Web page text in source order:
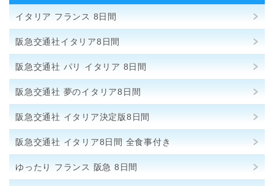
イタリア フランス 8日間
阪急交通社イタリア8日間
阪急交通社 パリ イタリア 8日間
阪急交通社 夢のイタリア8日間
阪急交通社 イタリア決定版8日間
阪急交通社 イタリア8日間 全食事付き
ゆったり フランス 阪急 8日間